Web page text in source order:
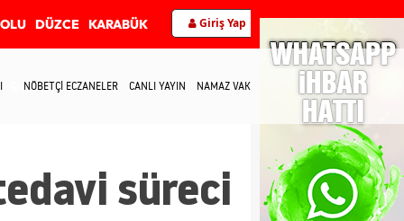
DÜZCE KARABÜK Giriş Yap
NÖBETÇİ ECZANELER CANLI YAYIN NAMAZ VAKİTLERİ İLETİŞİM
süreci